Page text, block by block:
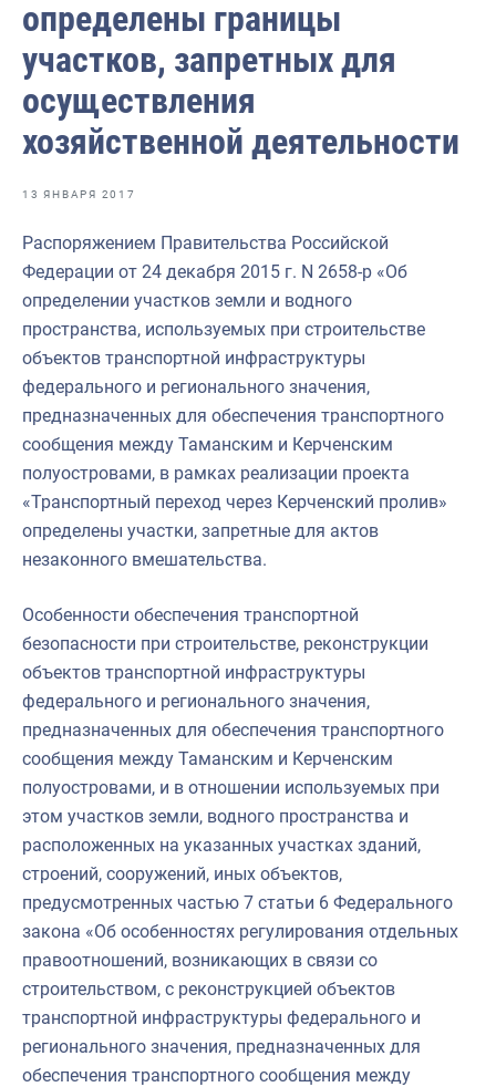
Отраслевые СМИ
Выставки и конференции
Научно-практическая литература
Рыбоохрана России
Большая африканская экспедиция
Укрепление духовно-нравственных ценностей
События в России и мире
определены границы
участков, запретных для
осуществления
хозяйственной деятельности
13 ЯНВАРЯ 2017
Распоряжением Правительства Российской
Федерации от 24 декабря 2015 г. N 2658-р «Об
определении участков земли и водного
пространства, используемых при строительстве
объектов транспортной инфраструктуры
федерального и регионального значения,
предназначенных для обеспечения транспортного
сообщения между Таманским и Керченским
полуостровами, в рамках реализации проекта
«Транспортный переход через Керченский пролив»
определены участки, запретные для актов
незаконного вмешательства.
Особенности обеспечения транспортной
безопасности при строительстве, реконструкции
объектов транспортной инфраструктуры
федерального и регионального значения,
предназначенных для обеспечения транспортного
сообщения между Таманским и Керченским
полуостровами, и в отношении используемых при
этом участков земли, водного пространства и
расположенных на указанных участках зданий,
строений, сооружений, иных объектов,
предусмотренных частью 7 статьи 6 Федерального
закона «Об особенностях регулирования отдельных
правоотношений, возникающих в связи со
строительством, с реконструкцией объектов
транспортной инфраструктуры федерального и
регионального значения, предназначенных для
обеспечения транспортного сообщения между